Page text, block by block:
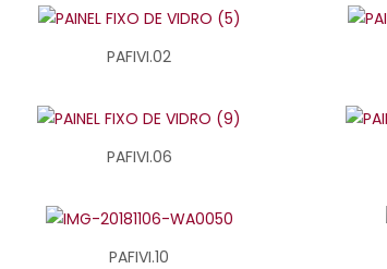
PAFIVI.02
PAFIVI.06
PAFIVI.10